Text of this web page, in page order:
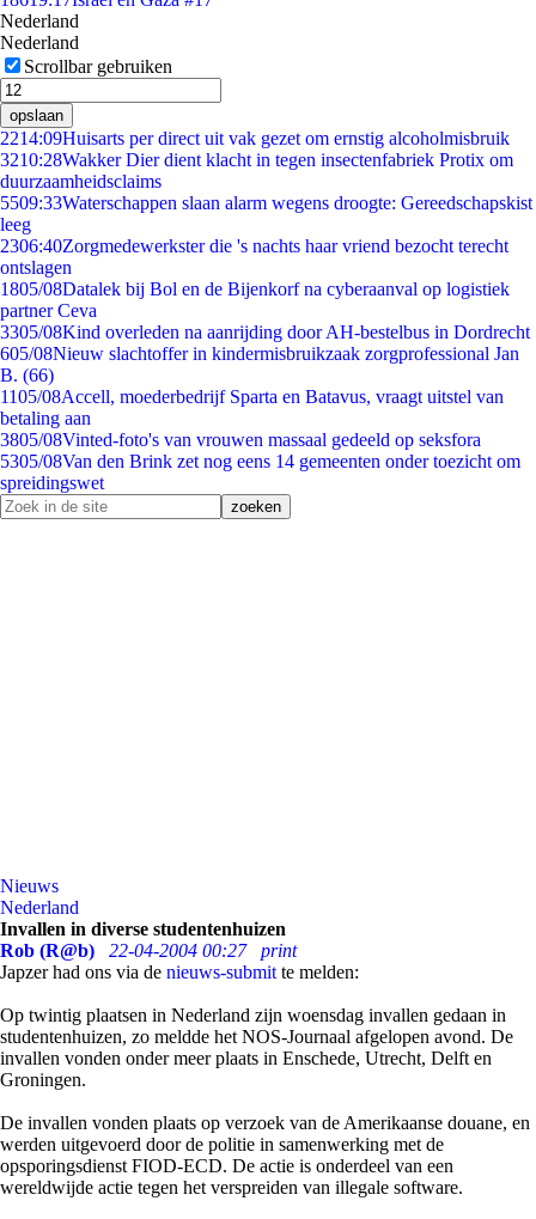
Nederland
Nederland
Scrollbar gebruiken
opslaan
2214:09Huisarts per direct uit vak gezet om ernstig alcoholmisbruik
3210:28Wakker Dier dient klacht in tegen insectenfabriek Protix om
duurzaamheidsclaims
5509:33Waterschappen slaan alarm wegens droogte: Gereedschapskist
leeg
2306:40Zorgmedewerkster die 's nachts haar vriend bezocht terecht
ontslagen
1805/08Datalek bij Bol en de Bijenkorf na cyberaanval op logistiek
partner Ceva
3305/08Kind overleden na aanrijding door AH-bestelbus in Dordrecht
605/08Nieuw slachtoffer in kindermisbruikzaak zorgprofessional Jan
B. (66)
1105/08Accell, moederbedrijf Sparta en Batavus, vraagt uitstel van
betaling aan
3805/08Vinted-foto's van vrouwen massaal gedeeld op seksfora
5305/08Van den Brink zet nog eens 14 gemeenten onder toezicht om
spreidingswet
Nieuws
Nederland
Invallen in diverse studentenhuizen
Rob (R@b)
22-04-2004 00:27
print
Japzer had ons via de nieuws-submit te melden:
Op twintig plaatsen in Nederland zijn woensdag invallen gedaan in
studentenhuizen, zo meldde het NOS-Journaal afgelopen avond. De
invallen vonden onder meer plaats in Enschede, Utrecht, Delft en
Groningen.
De invallen vonden plaats op verzoek van de Amerikaanse douane, en
werden uitgevoerd door de politie in samenwerking met de
opsporingsdienst FIOD-ECD. De actie is onderdeel van een
wereldwijde actie tegen het verspreiden van illegale software.